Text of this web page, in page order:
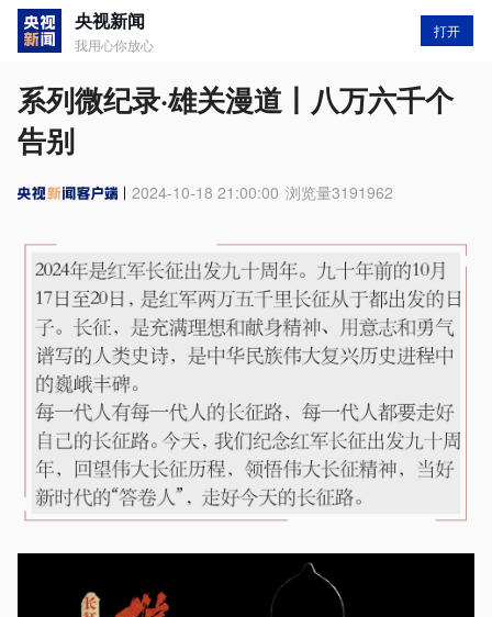
央视新闻
我用心你放心
打开
系列微纪录·雄关漫道丨八万六千个
告别
2024-10-18 21:00:00 浏览量3191962